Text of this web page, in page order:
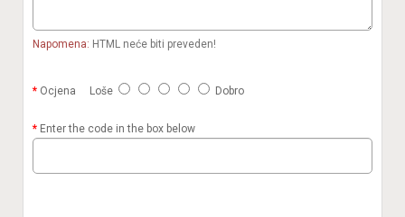
Napomena: HTML neće biti preveden!
Ocjena Loše Dobro
Enter the code in the box below